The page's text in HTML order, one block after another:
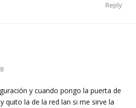
Reply
y cuando pongo la puerta de
quito la de la red lan si me sirve la